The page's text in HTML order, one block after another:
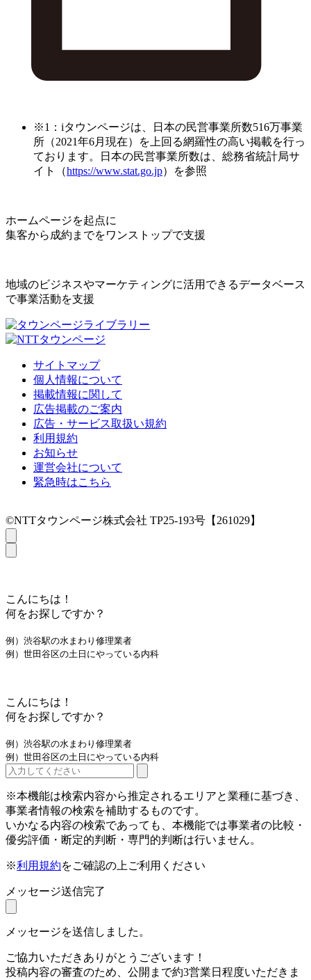
※1：iタウンページは、日本の民営事業所数516万事業
所（2021年6月現在）を上回る網羅性の高い掲載を行っ
ております。日本の民営事業所数は、総務省統計局サ
イト（https://www.stat.go.jp）を参照
ホームページを起点に
集客から成約までをワンストップで支援
地域のビジネスやマーケティングに活用できるデータベース
で事業活動を支援
サイトマップ
個人情報について
掲載情報に関して
広告掲載のご案内
広告・サービス取扱い規約
利用規約
お知らせ
運営会社について
緊急時はこちら
©NTTタウンページ株式会社 TP25-193号【261029】
こんにちは！
何をお探しですか？
例）渋谷駅の水まわり修理業者
例）世田谷区の土日にやっている内科
こんにちは！
何をお探しですか？
例）渋谷駅の水まわり修理業者
例）世田谷区の土日にやっている内科
※本機能は検索内容から推定されるエリアと業種に基づき、
事業者情報の検索を補助するものです。
いかなる内容の検索であっても、本機能では事業者の比較・
優劣評価・断定的判断・専門的判断は行いません。
※利用規約をご確認の上ご利用ください
メッセージ送信完了
メッセージを送信しました。
ご協力いただきありがとうございます！
投稿内容の審査のため、公開まで約3営業日程度いただきま